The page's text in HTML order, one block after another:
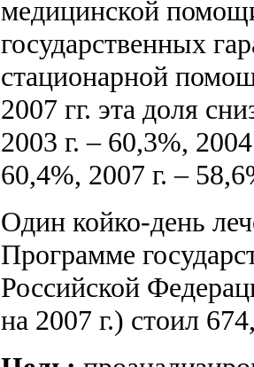
медицинской
государственных
стационарной
2007 гг. эта доля
2003 г. – 60,3%,
60,4%, 2007 г. –
Один койко-день
Программе
Российской
на 2007 г.) стоил